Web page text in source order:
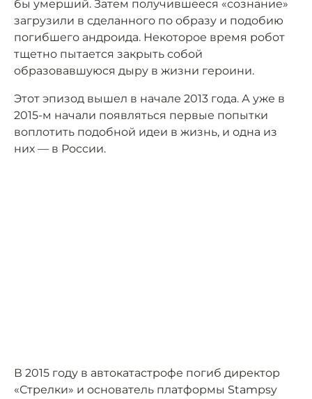
бы умерший. Затем получившееся «сознание»
загрузили в сделанного по образу и подобию
погибшего андроида. Некоторое время робот
тщетно пытается закрыть собой
образовавшуюся дыру в жизни героини.
Этот эпизод вышел в начале 2013 года. А уже в
2015-м начали появляться первые попытки
воплотить подобной идеи в жизнь, и одна из
них — в России.
В 2015 году в автокатастрофе погиб директор
«Стрелки» и основатель платформы Stampsy